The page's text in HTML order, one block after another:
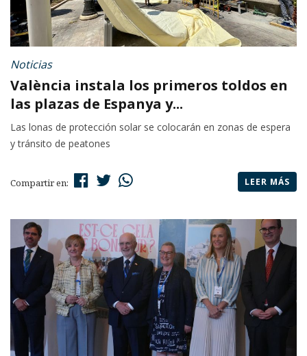
Noticias
València instala los primeros toldos en
las plazas de Espanya y...
Las lonas de protección solar se colocarán en zonas de espera
y tránsito de peatones
Compartir en: LEER MÁS